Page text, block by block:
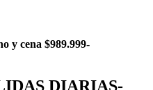
y cena $989.999-
DIARIAS-